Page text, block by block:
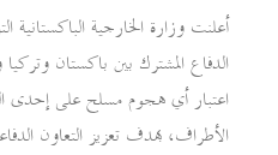
أعلنت وزارة الخارجية
الدفاع المشترك بين باكستان
اعتبار أي هجوم مسلح على إحدى
الأطراف، بهدف تعزيز التعاون